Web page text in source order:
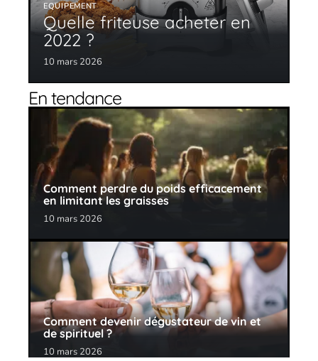
EQUIPEMENT
Quelle friteuse acheter en
2022 ?
10 mars 2026
En tendance
Comment perdre du poids efficacement
en limitant les graisses
10 mars 2026
Comment devenir dégustateur de vin et
de spirituel ?
10 mars 2026